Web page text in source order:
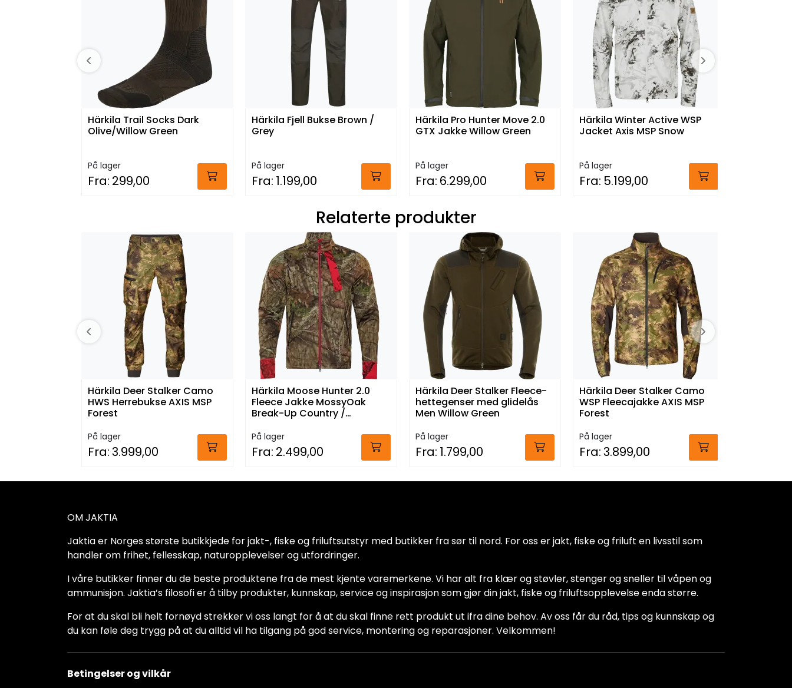
Härkila Trail Socks Dark
Olive/Willow Green
På lager
Fra: 299,00
Härkila Fjell Bukse Brown /
Grey
På lager
Fra: 1.199,00
Härkila Pro Hunter Move 2.0
GTX Jakke Willow Green
På lager
Fra: 6.299,00
Härkila Winter Active WSP
Jacket Axis MSP Snow
På lager
Fra: 5.199,00
Relaterte produkter
Härkila Deer Stalker Camo
HWS Herrebukse AXIS MSP
Forest
På lager
Fra:3.999,00
Härkila Moose Hunter 2.0
Fleece Jakke MossyOak
Break-Up Country /
På lager
Fra: 2.499,00
Härkila Deer Stalker Fleece-
hettegenser med glidelås
Men Willow Green
På lager
Fra: 1.799,00
Härkila Deer Stalker Camo
WSP Fleecajakke AXIS MSP
Forest
På lager
Fra:3.899,00
OM JAKTIA
Jaktia er Norges største butikkjede for jakt-, fiske og friluftsutstyr med butikker fra sør til nord. For oss er jakt, fiske og friluft en livsstil som
handler om frihet, fellesskap, naturopplevelser og utfordringer.
I våre butikker finner du de beste produktene fra de mest kjente varemerkene. Vi har alt fra klær og støvler, stenger og sneller til våpen og
ammunisjon. Jaktia’s filosofi er å tilby produkter, kunnskap, service og inspirasjon som gjør din jakt, fiske og friluftsopplevelse enda større.
For at du skal bli helt fornøyd strekker vi oss langt for å at du skal finne rett produkt ut ifra dine behov. Av oss får du råd, tips og kunnskap og
du kan føle deg trygg på at du alltid vil ha tilgang på god service, montering og reparasjoner. Velkommen!
Betingelser og vilkår